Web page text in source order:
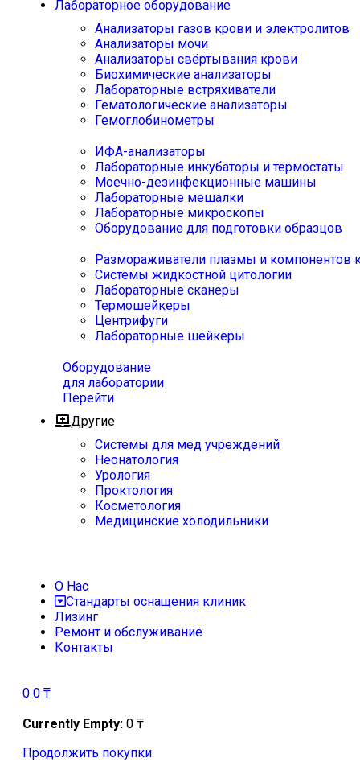
Лабораторное оборудование
Анализаторы газов крови и электролитов
Анализаторы мочи
Анализаторы свёртывания крови
Биохимические анализаторы
Лабораторные встряхиватели
Гематологические анализаторы
Гемоглобинометры
ИФА-анализаторы
Лабораторные инкубаторы и термостаты
Моечно-дезинфекционные машины
Лабораторные мешалки
Лабораторные микроскопы
Оборудование для подготовки образцов
Размораживатели плазмы и компонентов
Системы жидкостной цитологии
Лабораторные сканеры
Термошейкеры
Центрифуги
Лабораторные шейкеры
Оборудование
для лаборатории
Перейти
Другие
Системы для мед учреждений
Неонатология
Урология
Проктология
Косметология
Медицинские холодильники
О Нас
Стандарты оснащения клиник
Лизинг
Ремонт и обслуживание
Контакты
0 0 ₸
Currently Empty: 0 ₸
Продолжить покупки